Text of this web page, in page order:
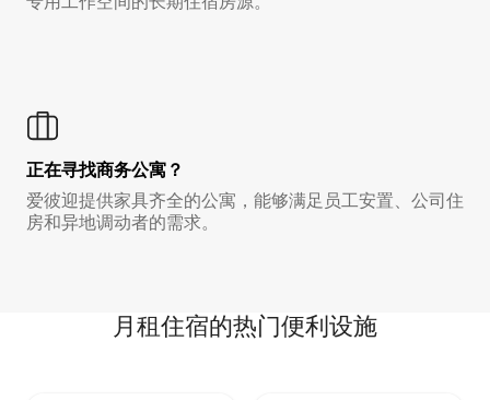
正在寻找商务公寓？
爱彼迎提供家具齐全的公寓，能够满足员工安置、公司住
房和异地调动者的需求。
月租住宿的热门便利设施